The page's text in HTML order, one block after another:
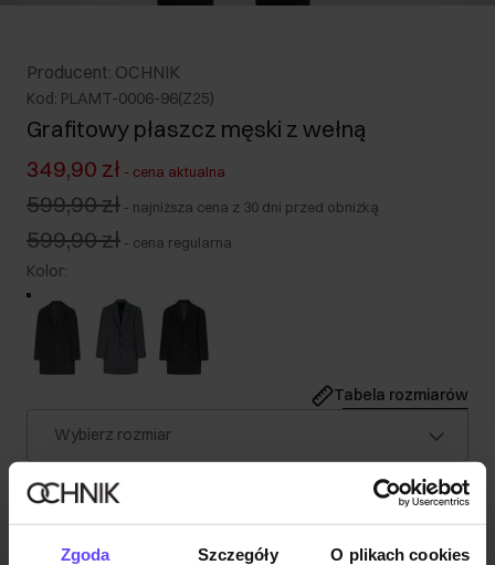
Zgoda Szczegóły O plikach cookies
Producent: OCHNIK
Kod: PLAMT-0006-96(Z25)
Grafitowy płaszcz męski z wełną
349,90 zł - cena aktualna
599,90 zł - najniższa cena z 30 dni przed obniżką
599,90 zł - cena regularna
Kolor:
Tabela rozmiarów
Wybierz rozmiar
Wysyłka w 1 dzień roboczy
Opis produktu